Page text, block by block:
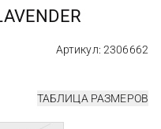
Артикул: 2306662
ТАБЛИЦА РАЗМЕРОВ